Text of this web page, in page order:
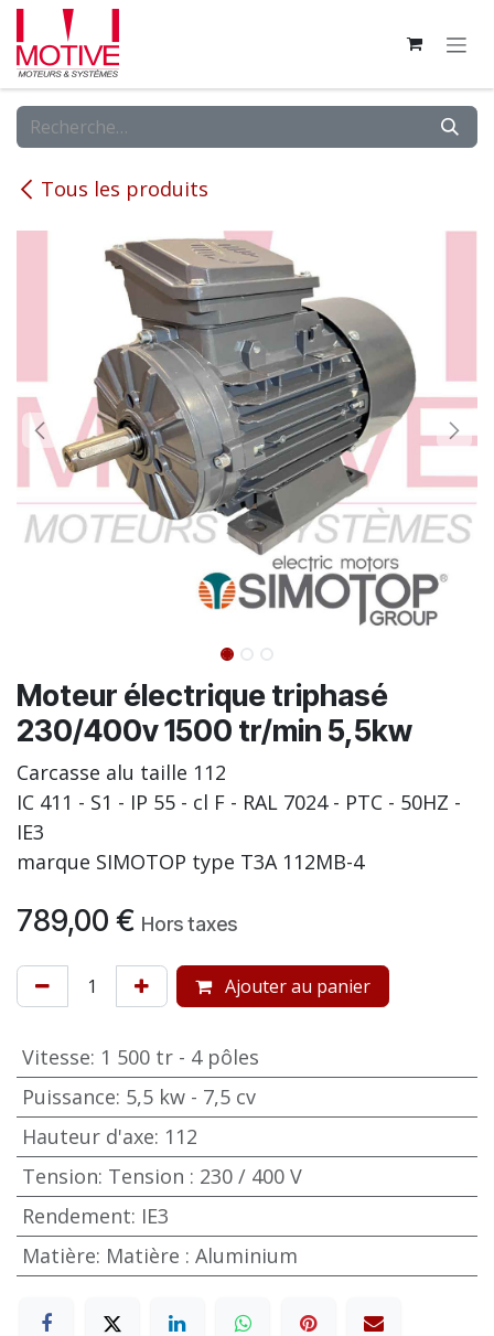
Se rendre au contenu
Tous les produits
Moteur électrique triphasé
230/400v 1500 tr/min 5,5kw
Carcasse alu taille 112
IC 411 - S1 - IP 55 - cl F - RAL 7024 - PTC - 50HZ -
IE3
marque SIMOTOP type T3A 112MB-4
789,00 € Hors taxes
Ajouter au panier
Vitesse: 1 500 tr - 4 pôles
Puissance: 5,5 kw - 7,5 cv
Hauteur d'axe: 112
Tension: Tension : 230 / 400 V
Rendement: IE3
Matière: Matière : Aluminium